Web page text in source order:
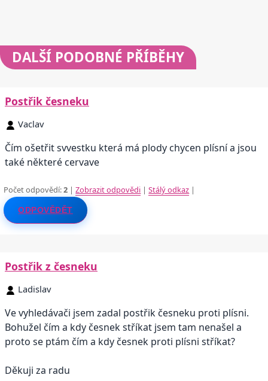
DALŠÍ PODOBNÉ PŘÍBĚHY
Postřik česneku
Vaclav
Čím ošetřit svvestku která má plody chycen plísní a jsou
také některé cervave
Počet odpovědí:2 |Zobrazit odpovědi |Stálý odkaz |
ODPOVĚDĚT
Postřik z česneku
Ladislav
Ve vyhledávači jsem zadal postřik česneku proti plísni.
Bohužel čím a kdy česnek stříkat jsem tam nenašel a
proto se ptám čím a kdy česnek proti plísni stříkat?
Děkuji za radu